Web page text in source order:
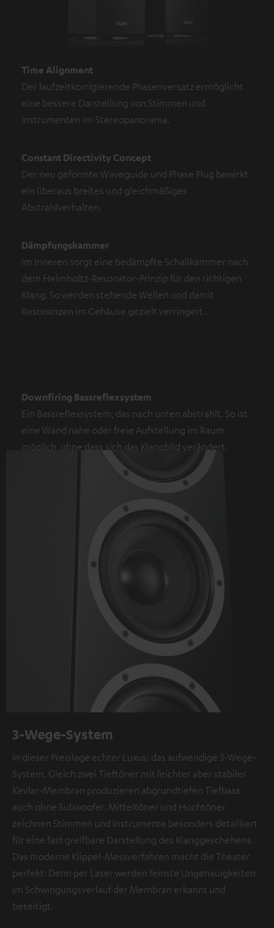
Time Alignment
Der laufzeitkorrigierende Phasenversatz ermöglicht
eine bessere Darstellung von Stimmen und
Instrumenten im Stereopanorama.
Constant Directivity Concept
Der neu geformte Waveguide und Phase Plug bewirkt
ein überaus breites und gleichmäßiges
Abstrahlverhalten.
Dämpfungskammer
Im Inneren sorgt eine bedämpfte Schallkammer nach
dem Helmholtz-Resonator-Prinzip für den richtigen
Klang. So werden stehende Wellen und damit
Resonanzen im Gehäuse gezielt verringert.
Downfiring Bassreflexsystem
Ein Bassreflexsystem, das nach unten abstrahlt. So ist
eine Wand nahe oder freie Aufstellung im Raum
möglich, ohne dass sich das Klangbild verändert.
3-Wege-System
In dieser Preislage echter Luxus: das aufwendige 3-Wege-
System. Gleich zwei Tieftöner mit leichter aber stabiler
Kevlar-Membran produzieren abgrundtiefen Tiefbass
auch ohne Subwoofer. Mitteltöner und Hochtöner
zeichnen Stimmen und Instrumente besonders detailliert
für eine fast greifbare Darstellung des Klanggeschehens.
Das moderne Klippel-Messverfahren macht die Theater
perfekt: Denn per Laser werden feinste Ungenauigkeiten
im Schwingungsverlauf der Membran erkannt und
beseitigt.